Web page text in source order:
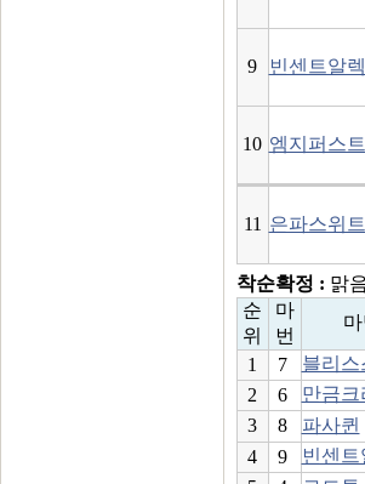
9 빈센트알
10 엠지퍼스트
11 은파스위트
착순확정 : 맑
순
위
마
번
1 7 블리스
2
6 만금크
3
8 파사퀸
4
9
빈센